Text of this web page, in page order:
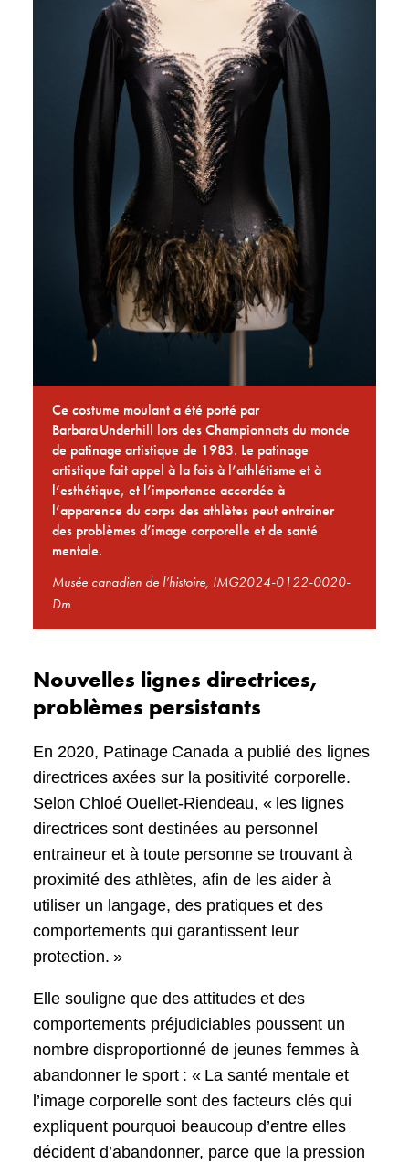
Ce costume moulant a été porté par
Barbara Underhill lors des Championnats du monde
de patinage artistique de 1983. Le patinage
artistique fait appel à la fois à l’athlétisme et à
l’esthétique, et l’importance accordée à
l’apparence du corps des athlètes peut entrainer
des problèmes d’image corporelle et de santé
mentale.
Musée canadien de l’histoire, IMG2024-0122-0020-
Dm
Nouvelles lignes directrices,
problèmes persistants
En 2020, Patinage Canada a publié des lignes
directrices axées sur la positivité corporelle.
Selon Chloé Ouellet-Riendeau, « les lignes
directrices sont destinées au personnel
entraineur et à toute personne se trouvant à
proximité des athlètes, afin de les aider à
utiliser un langage, des pratiques et des
comportements qui garantissent leur
protection. »
Elle souligne que des attitudes et des
comportements préjudiciables poussent un
nombre disproportionné de jeunes femmes à
abandonner le sport : « La santé mentale et
l’image corporelle sont des facteurs clés qui
expliquent pourquoi beaucoup d’entre elles
décident d’abandonner, parce que la pression